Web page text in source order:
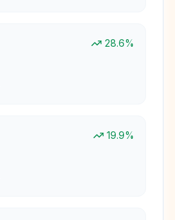
28.6%
19.9%